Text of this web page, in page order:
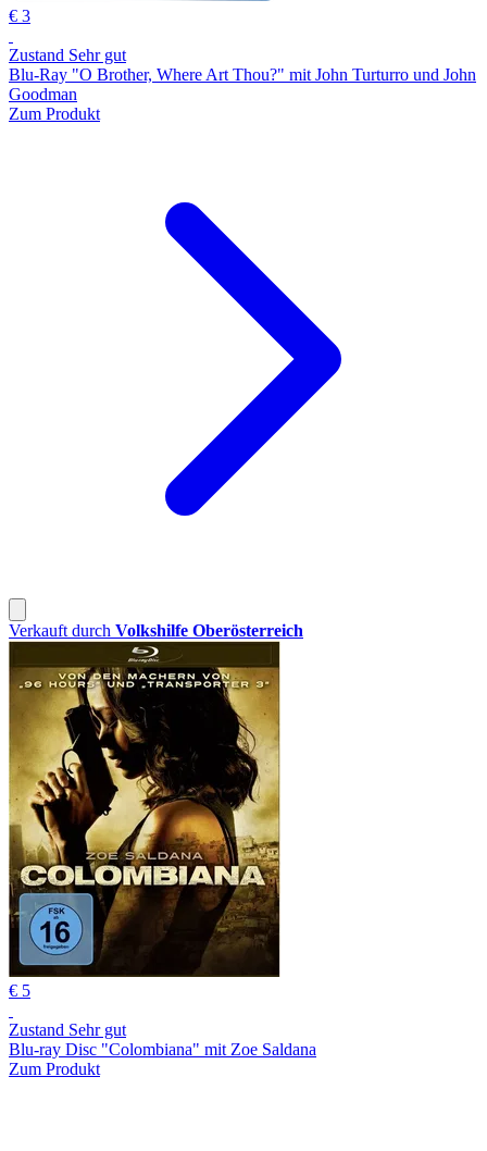
€ 3
Zustand Sehr gut
Blu-Ray "O Brother, Where Art Thou?" mit John Turturro und John
Goodman
Zum Produkt
Verkauft durch Volkshilfe Oberösterreich
€ 5
Zustand Sehr gut
Blu-ray Disc "Colombiana" mit Zoe Saldana
Zum Produkt